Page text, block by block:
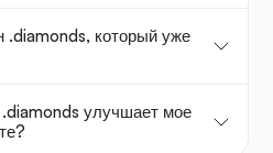
.diamonds, который уже
улучшает мое